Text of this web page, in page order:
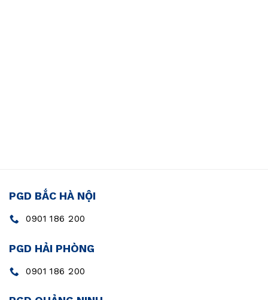
PGD BẮC HÀ NỘI
0901 186 200
PGD HẢI PHÒNG
0901 186 200